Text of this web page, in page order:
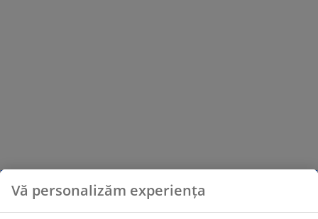
Vă personalizăm experiența